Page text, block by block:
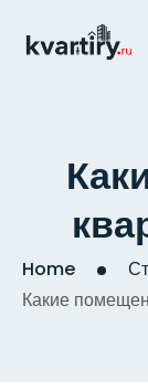
Home
Какие